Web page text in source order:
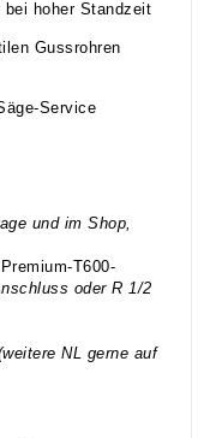
bei hoher Standzeit
Gussrohren
Service
und im Shop,
T600-
oder R 1/2
NL gerne auf